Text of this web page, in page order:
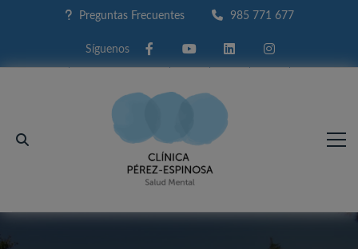
Preguntas Frecuentes 985 771 677
FacebookYoutube LinkedinInstagram